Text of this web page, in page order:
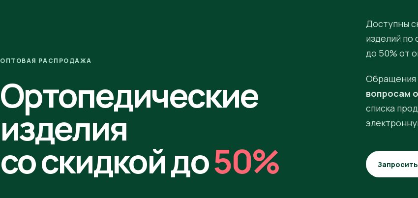
ОПТОВАЯ РАСПРОДАЖА
Ортопедические
изделия
со скидкой до50%
Доступны
изделий по
до 50% от
Обращения
вопросам
списка